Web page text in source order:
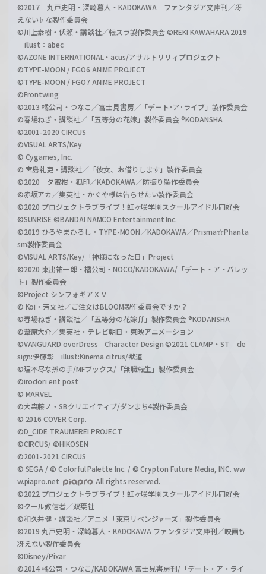
©2017 丸戸史明・深崎暮人・KADOKAWA ファンタジア文庫刊／冴
えない♭な製作委員会
©川上泰樹・伏瀬・講談社／転スラ製作委員会 ©REKI KAWAHARA 2019
illust：abec
©AZONE INTERNATIONAL・acus/アサルトリリィプロジェクト
©TYPE-MOON / FGO6 ANIME PROJECT
©TYPE-MOON / FGO7 ANIME PROJECT
©Frontwing
©2013 橘公司・つなこ／富士見書房／「デート･ア･ライブ」製作委員会
©春場ねぎ・講談社／「五等分の花嫁」製作委員会 ®KODANSHA
©2001-2020 CIRCUS
©VISUAL ARTS/Key
© Cygames, Inc.
© 宮島礼吏・講談社／「彼女、お借りします」製作委員会
©2020 夕蜜柑・狐印／KADOKAWA／防振り製作委員会
©赤坂アカ／集英社・かぐや様は告らせたい製作委員会
©2020 プロジェクトラブライブ！虹ヶ咲学園スクールアイドル同好会
©SUNRISE ©BANDAI NAMCO Entertainment Inc.
©2019 ひろやまひろし・TYPE-MOON／KADOKAWA／Prisma☆Phanta
sm製作委員会
©VISUAL ARTS/Key/「神様になった日」Project
©2020 東出祐一郎・橘公司・NOCO/KADOKAWA/「デート・ア・バレッ
ト」製作委員会
©Project シンフォギアＸＶ
© Koi・芳文社／ご注文はBLOOM製作委員会ですか？
©春場ねぎ・講談社／「五等分の花嫁∬」製作委員会 ®KODANSHA
©葦原大介／集英社・テレビ朝日・東映アニメーション
©VANGUARD overDress Character Design ©2021 CLAMP・ST de
sign:伊藤彰 illust:Kinema citrus/獣道
©理不尽な孫の手/MFブックス/「無職転生」製作委員会
©irodori ent post
© MARVEL
©大森藤ノ・SBクリエイティブ/ダンまち4製作委員会
© 2016 COVER Corp.
©D_CIDE TRAUMEREI PROJECT
©CIRCUS/ ©HIKOSEN
©2001-2021 CIRCUS
© SEGA / © Colorful Palette Inc. / © Crypton Future Media, INC. ww
w.piapro.net
All rights reserved.
©2022 プロジェクトラブライブ！虹ヶ咲学園スクールアイドル同好会
©クール教信者／双葉社
©和久井健・講談社／アニメ「東京リベンジャーズ」製作委員会
©2019 丸戸史明・深崎暮人・KADOKAWA ファンタジア文庫刊／映画も
冴えない製作委員会
©Disney/Pixar
©2014 橘公司・つなこ/KADOKAWA 富士見書房刊/「デート・ア・ライ